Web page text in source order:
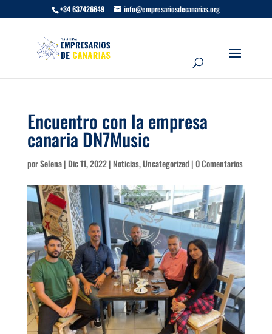
+34 637426649 info@empresariosdecanarias.org
Encuentro con la empresa
canaria DN7Music
porSelena| Dic 11, 2022| Noticias,Uncategorized |0 Comentarios